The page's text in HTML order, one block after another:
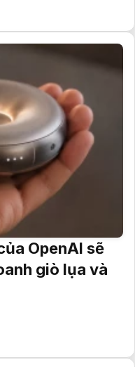
OpenAI sẽ
giò lụa và